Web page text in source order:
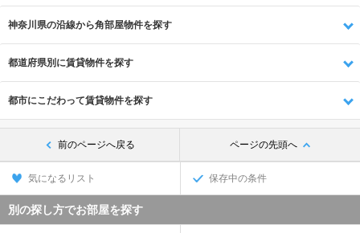
神奈川県の沿線から角部屋物件を探す
都道府県別に賃貸物件を探す
都市にこだわって賃貸物件を探す
前のページへ戻る ページの先頭へ
気になるリスト 保存中の条件
別の探し方でお部屋を探す